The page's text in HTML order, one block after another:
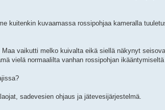
kuitenkin kuvaamassa rossipohjaa kameralla
vaikutti melko kuivalta eikä siellä näkynyt
vielä normaalilta vanhan rossipohjan
sadevesien ohjaus ja jätevesijärjestelmä.